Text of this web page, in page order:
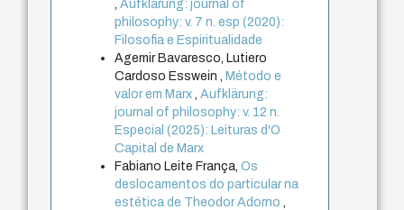
,Aufklärung: journal of
philosophy: v. 7 n. esp (2020):
Filosofia e Espiritualidade
Agemir Bavaresco, Lutiero
Cardoso Esswein ,Método e
valor em Marx ,Aufklärung:
journal of philosophy: v. 12 n.
Especial (2025): Leituras d'O
Capital de Marx
Fabiano Leite França,Os
deslocamentos do particular na
estética de Theodor Adorno